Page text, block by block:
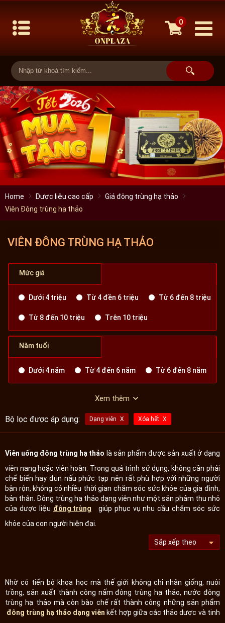
0
Home Dược liệu cao cấp
Giá đông trùng hạ thảo
Viên Đông trùng hạ thảo
VIÊN ĐÔNG TRÙNG HẠ THẢO
Mức giá
Dưới 4 triệu Từ 4 đền 6 triệu Từ 6 đến 8 triệu
Từ 8 đến 10 triệu Trên 10 triệu
Năm tuổi
Dưới 4 năm Từ 4 đến 6 năm Từ 6 đến 8 năm
Xem thêm
Bộ lọc được áp dụng: Dạng viên Xóa hết
Viên uống đông trùng hạ thảo là sản phẩm được sản xuất ở dạng
viên nang hoặc viên hoàn. Trong quá trình sử dụng, không cần phải
chế biến hay đun nấu phức tạp nên rất phù hợp với những người
bận rộn, không có nhiều thời gian chăm sóc sức khỏe của gia đình,
bản thân. Đông trùng hạ thảo dạng viên như một sản phảm thu nhỏ
của dược liệu đông trùng
giúp phục vụ nhu cầu chăm sóc sức
khỏe của con người hiện đại.
Nhờ có tiến bộ khoa học mà thế giới không chỉ nhân giống, nuôi
trồng, sản xuất thành công nấm đông trùng hạ thảo, nước đông
trùng hạ thảo mà còn bào chế rất thành công những sản phẩm
đông trùng hạ thảo dạng viên kết hợp giữa các thảo dược và tinh